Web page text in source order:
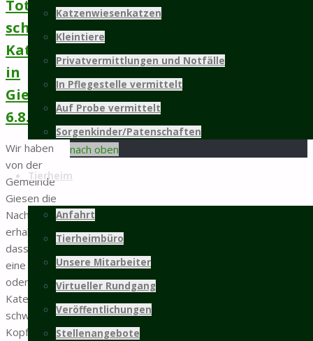
Katzenwiesenkatzen
Kleintiere
Privatvermittlungen und Notfälle
In Pflegestelle vermittelt
Auf Probe vermittelt
Sorgenkinder/Patenschaften
Tierheim
Anfahrt
Tierheimbüro
Unsere Mitarbeiter
Virtueller Rundgang
Veröffentlichungen
Stellenangebote
Totfund
schwarze
Katze/Kater
in
Giesen
6.8.
Wir haben
von der
Gemeinde
Giesen die
Nachricht
erhalten,
dass heute
eine Katze
oder ein
Kater mit
schwarzem
Kopf, Körper
weitere Infos...
Mitgliedschaft
©2025 Tierschutz Hildesheim und Umgebung
e.V.
PRÄSENTIERT VONSEPTERA
Zurück
nach oben